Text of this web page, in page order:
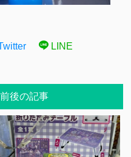
LINE
後の記事